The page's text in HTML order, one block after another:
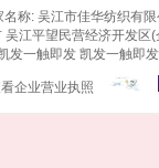
名称: 吴江市佳华纺织有限
吴江平望民营经济开发
发一触即发凯发一触即发
企业营业执照